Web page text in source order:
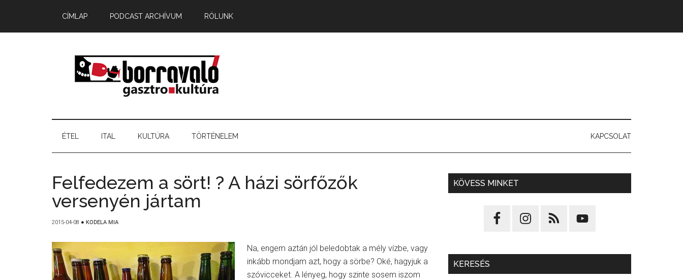
CÍMLAP PODCAST ARCHÍVUM RÓLUNK
ÉTEL ITAL KULTÚRA TÖRTÉNELEM KAPCSOLAT
Felfedezem a sört! ? A házi sörfőzők
versenyén jártam
2015-04-08 ● KODELA MIA
Na, engem aztán jól beledobtak a mély vízbe, vagy
inkább mondjam azt, hogy a sörbe? Oké, hagyjuk a
szóvicceket. A lényeg, hogy szinte sosem iszom
KÖVESS MINKET
KERESÉS